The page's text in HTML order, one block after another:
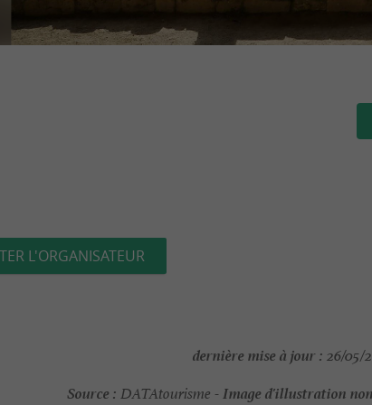
L'ORGANISATEUR
dernière mise à jour : 26/05/
Source : DATAtourisme -Image d'illustration